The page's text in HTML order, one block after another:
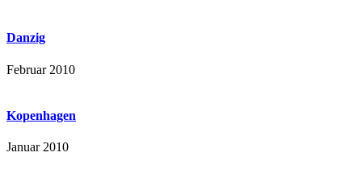
Danzig
Februar 2010
Kopenhagen
Januar 2010